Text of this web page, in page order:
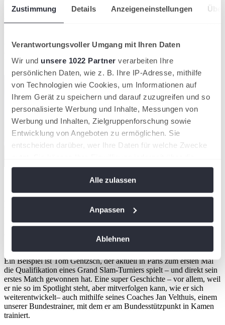
Zustimmung Details Anzeigeneinstellungen
Verantwortungsvoller Umgang mit Ihren Daten
Wir und unsere 1022 Partner verarbeiten Ihre
persönlichen Daten, wie z. B. Ihre IP-Adresse, mithilfe
von Technologien wie Cookies, um Informationen auf
Ihrem Gerät zu speichern und darauf zuzugreifen und so
personalisierte Werbung und Inhalte, Messungen von
Werbung und Inhalten, Zielgruppenforschung sowie
Entwicklung von Angeboten zu ermöglichen. Sie
entscheiden darüber, wer Ihre Daten für welche Zwecke
Cookie-Erklärung oder durch Klicken auf das Privacy
Trigger Symbol ändern oder widerrufen
Wenn Sie es erlauben, würden wir auch gerne:
bestimmten Merkmalen (Fingerprinting) identifizieren
Erfahren Sie mehr darüber, wie Ihre persönlichen Daten
verarbeitet werden, und legen Sie Ihre Präferenzen im
Abschnitt Einzelheitenfest.
Alle zulassen
Anpassen
Ablehnen
Publikum eher auf der Seite des jungen Herausforderers ist, ist nicht
Challenger- oder Future-Turnier. Das ist ein Top-Turnier mit hoher
können auf diesem Niveau bestehen.
Ebenfalls ist schön zu sehen, wie gefragt unsere Hittingpartner sind.
Marc Majdandzic wurde immer wieder von Felix Auger-Aliassime
angefragt. Auch Christopher Thies hatte einige gute Einheiten. Das
finden die – und wir natürlich auch – richtig gut.
Wenn ich jetzt den Blick nach vorne richte, habe ich ein ganz gutes
Gefühl. Auch, weil sich viele dieser Entwicklungen parallel
Ein Beispiel ist Tom Gentzsch, der aktuell in Paris zum ersten Mal
die Qualifikation eines Grand Slam-Turniers spielt – und direkt sein
erstes Match gewonnen hat. Eine super Geschichte – vor allem, weil
er nie so im Spotlight steht, aber mitverfolgen kann, wie er sich
weiterentwickelt– auch mithilfe seines Coaches Jan Velthuis, einem
unserer Bundestrainer, mit dem er am Bundesstützpunkt in Kamen
trainiert.